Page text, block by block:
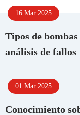
16 Mar 2025
Tipos de
análisis de fallos
01 Mar 2025
Conocimiento